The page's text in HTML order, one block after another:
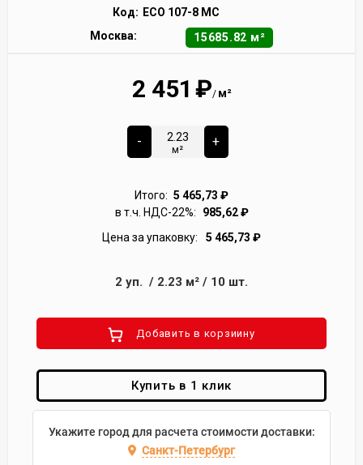
Код: ECO 107-8 MC
Москва:
15685.82 м²
2 451 ₽/ м²
-
м²
+
Итого: 5 465,73 ₽
в т.ч. НДС-22%:
985,62₽
Цена за упаковку:
5 465,73 ₽
2 уп. / 2.23 м² / 10 шт.
Добавить в корзиину
Купить в 1 клик
Укажите город для расчета стоимости доставки:
Санкт-Петербург